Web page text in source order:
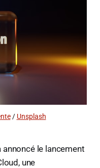
/ Unsplash
annoncé le lancement
une